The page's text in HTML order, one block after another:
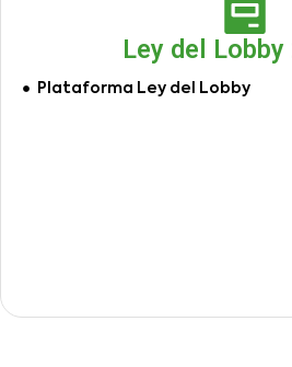
Ley del Lobby
Plataforma Ley del Lobby